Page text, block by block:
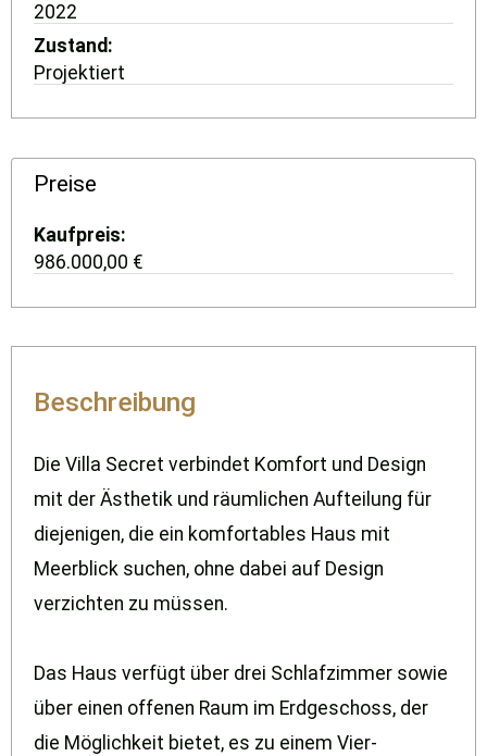
2022
Zustand
Projektiert
Preise
Kaufpreis
986.000,00 €
Beschreibung
Die Villa Secret verbindet Komfort und Design
mit der Ästhetik und räumlichen Aufteilung für
diejenigen, die ein komfortables Haus mit
Meerblick suchen, ohne dabei auf Design
verzichten zu müssen.
Das Haus verfügt über drei Schlafzimmer sowie
über einen offenen Raum im Erdgeschoss, der
die Möglichkeit bietet, es zu einem Vier-